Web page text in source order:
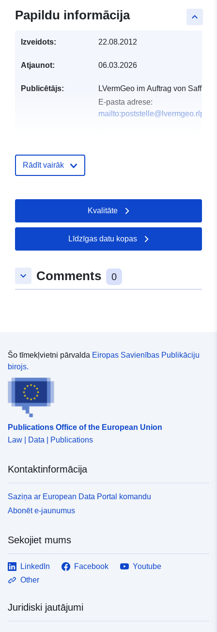
keyboard_arrow_up
Papildu informācija
Izveidots: 22.08.2012
Atjaunot: 06.03.2026
Publicētājs:
LVermGeo im Auftrag von Saffig
E-pasta adrese:
mailto:poststelle@lvermgeo.rlp.de
Ģeogrāfiskā
Koordinātes: [ [ 7.42211,
50.3742 ], [ 7.42279,
50.3742 ], [ 7.42279,
50.3739 ], [ 7.42211,
Tips:
Polygon
Rādīt vairāk
Kvalitāte
Līdzīgas datu kopas
keyboard_arrow_down Comments 0
Šo tīmekļvietni pārvalda Eiropas Savienības Publikāciju
birojs.
Publications Office of the European Union
Law | Data | Publications
Kontaktinformācija
Saziņa ar European Data Portal komandu
Abonēt e-jaunumus
Sekojiet mums
LinkedIn Facebook
Youtube
Other
Juridiski jautājumi